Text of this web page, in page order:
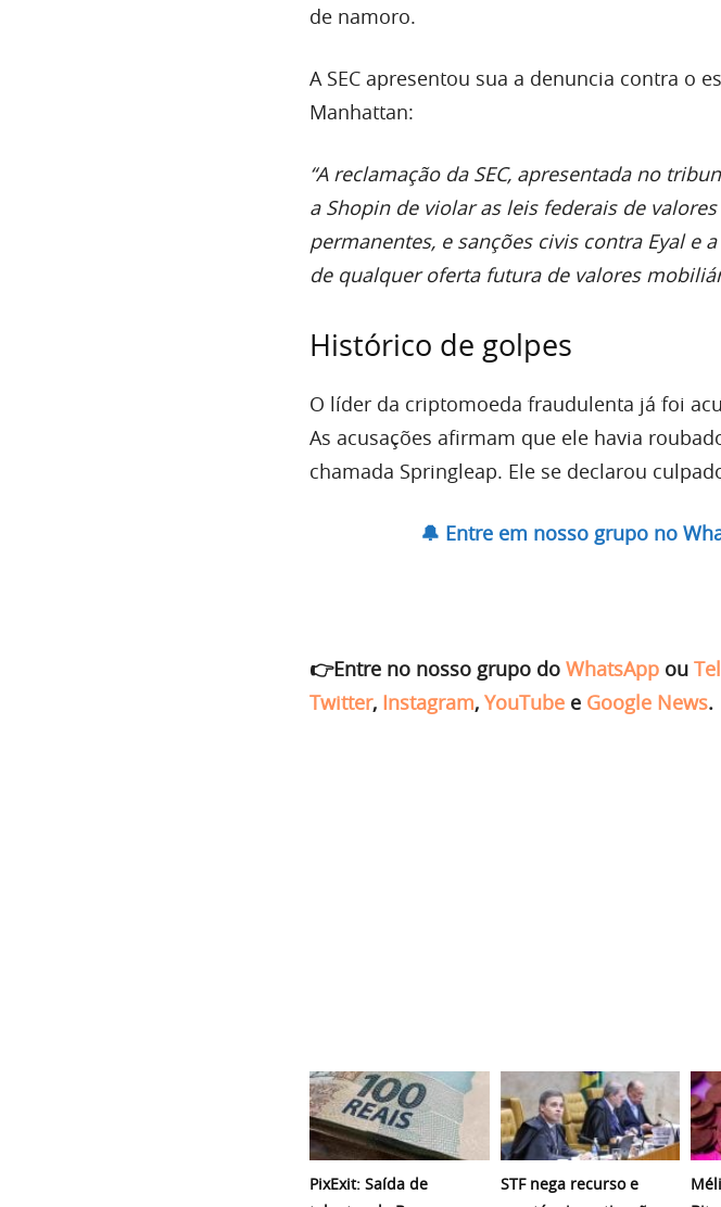
de namoro.
A SEC apresentou sua a denuncia contra o
Manhattan:
“A reclamação da SEC, apresentada no
a Shopin de violar as leis federais de
permanentes, e sanções civis contra Eyal e
de qualquer oferta futura de valores
Histórico de golpes
O líder da criptomoeda fraudulenta já foi
As acusações afirmam que ele havia
chamada Springleap. Ele se declarou
🔔 Entre em nosso grupo no
👉Entre no nosso grupo do WhatsApp ou
Twitter, Instagram, YouTube e Google News.
PixExit: Saída de
STF nega recurso e